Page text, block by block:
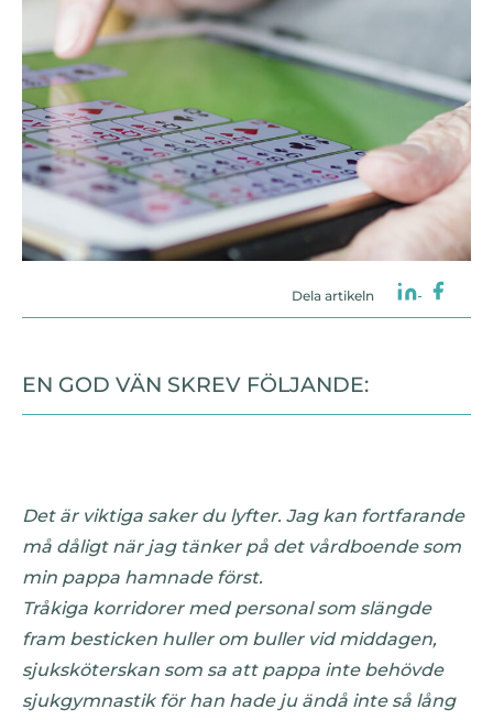
Dela artikeln
EN GOD VÄN SKREV FÖLJANDE:
Det är viktiga saker du lyfter. Jag kan fortfarande
må dåligt när jag tänker på det vårdboende som
min pappa hamnade först.
Tråkiga korridorer med personal som slängde
fram besticken huller om buller vid middagen,
sjuksköterskan som sa att pappa inte behövde
sjukgymnastik för han hade ju ändå inte så lång